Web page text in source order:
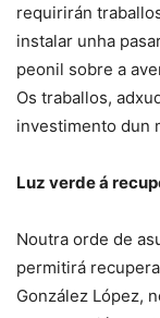
requirirán
instalar unha
peonil sobre a
Os traballos,
investimento dun
Luz verde á
Noutra orde de
permitirá
González López,